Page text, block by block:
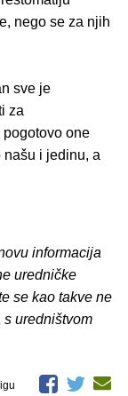
nego se za njih
sve je
za
one
našu i jedinu, a
informacija
uredničke
se kao takve ne
uredništvom